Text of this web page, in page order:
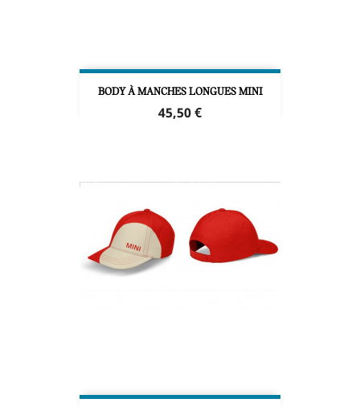
BODY À MANCHES LONGUES MINI
Prix
45,50 €